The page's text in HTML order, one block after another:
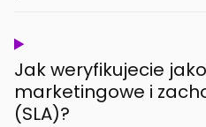
Jak weryfikujecie
marketingowe i
(SLA)?